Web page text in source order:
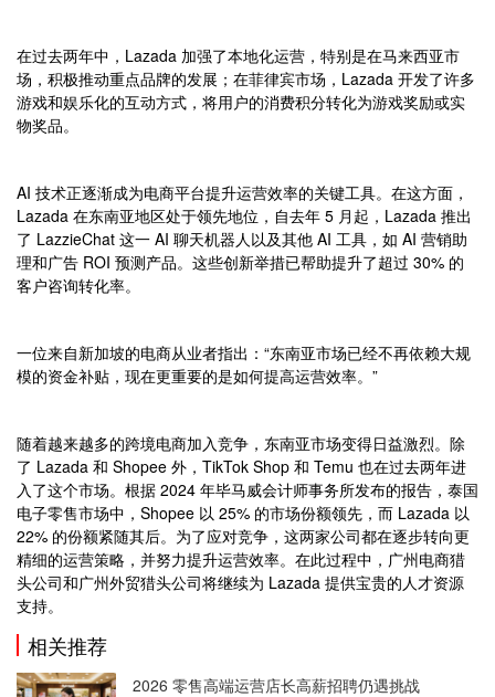
在过去两年中，Lazada 加强了本地化运营，特别是在马来西亚市
场，积极推动重点品牌的发展；在菲律宾市场，Lazada 开发了许多
游戏和娱乐化的互动方式，将用户的消费积分转化为游戏奖励或实
物奖品。
AI 技术正逐渐成为电商平台提升运营效率的关键工具。在这方面，
Lazada 在东南亚地区处于领先地位，自去年 5 月起，Lazada 推出
了 LazzieChat 这一 AI 聊天机器人以及其他 AI 工具，如 AI 营销助
理和广告 ROI 预测产品。这些创新举措已帮助提升了超过 30% 的
客户咨询转化率。
一位来自新加坡的电商从业者指出：“东南亚市场已经不再依赖大规
模的资金补贴，现在更重要的是如何提高运营效率。”
随着越来越多的跨境电商加入竞争，东南亚市场变得日益激烈。除
了 Lazada 和 Shopee 外，TikTok Shop 和 Temu 也在过去两年进
入了这个市场。根据 2024 年毕马威会计师事务所发布的报告，泰国
电子零售市场中，Shopee 以 25% 的市场份额领先，而 Lazada 以
22% 的份额紧随其后。为了应对竞争，这两家公司都在逐步转向更
精细的运营策略，并努力提升运营效率。在此过程中，广州电商猎
头公司和广州外贸猎头公司将继续为 Lazada 提供宝贵的人才资源
支持。
相关推荐
2026 零售高端运营店长高薪招聘仍遇挑战